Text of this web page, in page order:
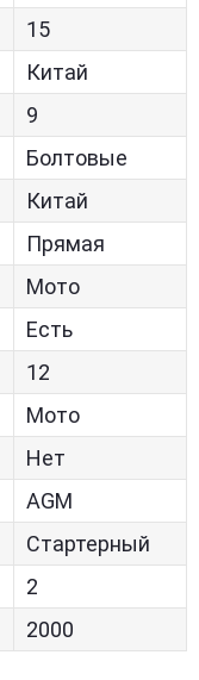
15
Китай
9
Болтовые
Китай
Прямая
Мото
Есть
12
Мото
Нет
AGM
Стартерный
2
2000